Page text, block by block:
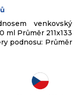
venkovský
ml Průměr 211x133
podnosu: Průměr